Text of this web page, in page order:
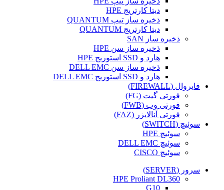
دیتا کارتریج HPE
ذخیره ساز تیپ QUANTUM
دیتا کارتریج QUANTUM
ذخیره ساز SAN
ذخیره ساز سن HPE
هارد و SSD استوریج HPE
ذخیره ساز سن DELL EMC
هارد و SSD استوریج DELL EMC
فایروال (FIREWALL)
فورتی گیت (FG)
فورتی وب (FWB)
فورتی آنالایزر (FAZ)
سوئیچ (SWITCH)
سوئیچ HPE
سوئیچ DELL EMC
سوئیچ CISCO
سرور (SERVER)
HPE Proliant DL360
G10